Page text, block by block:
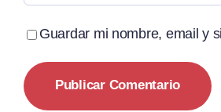
Guardar mi nombre, email y